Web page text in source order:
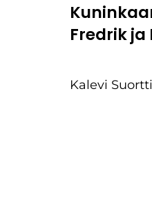
Fredrik ja
Kalevi Suortti